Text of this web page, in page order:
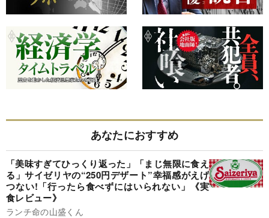
あなたにおすすめ
「美味すぎてひっくり返った」「まじ無限に食え
る」サイゼリヤの“250円デザート”幸福感がえげ
つない!「行ったら食べずにはいられない」《実
食レビュー》
ランチ命の山盛くん